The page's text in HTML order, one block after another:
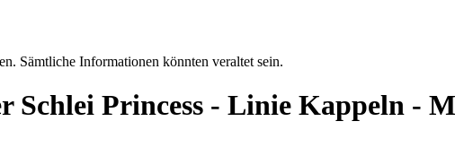
Sämtliche Informationen könnten veraltet sein.
Schlei Princess - Linie Kappeln -